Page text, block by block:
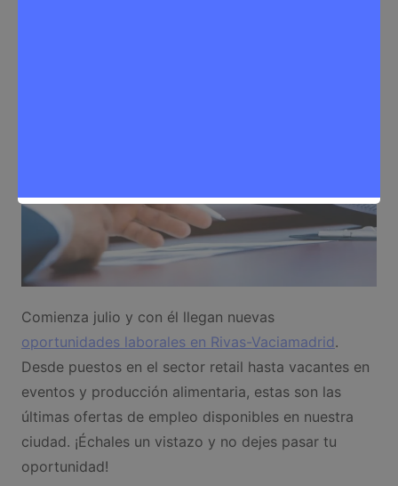
Comienza julio y con él llegan nuevas
oportunidades laborales en Rivas-Vaciamadrid.
Desde puestos en el sector retail hasta vacantes en
eventos y producción alimentaria, estas son las
últimas ofertas de empleo disponibles en nuestra
ciudad. ¡Échales un vistazo y no dejes pasar tu
oportunidad!